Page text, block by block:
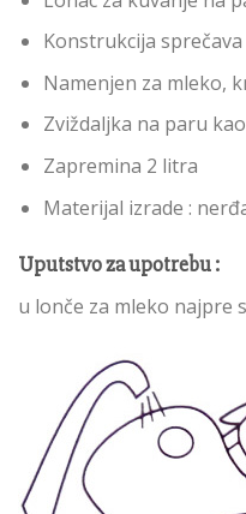
Konstrukcija
Namenjen za mleko,
Zviždaljka na paru
Zapremina 2 litra
Materijal izrade :
Uputstvo za upotrebu :
u lonče za mleko najpre